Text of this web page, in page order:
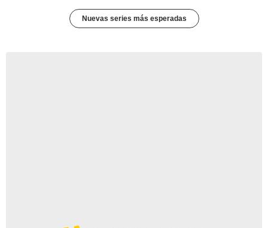
Nuevas series más esperadas